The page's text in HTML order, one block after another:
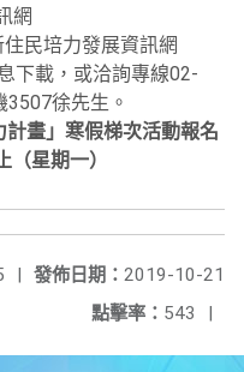
網
住民培力發展資訊網
下載，或洽詢專線02-
徐先生。
計畫」寒假梯次活動報名
星期一）
發佈日期： 2019-10-21
|
點擊率： 543 |